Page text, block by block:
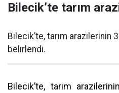
Bilecik’te tarım
Bilecik’te, tarım arazilerinin
belirlendi.
Bilecik’te, tarım